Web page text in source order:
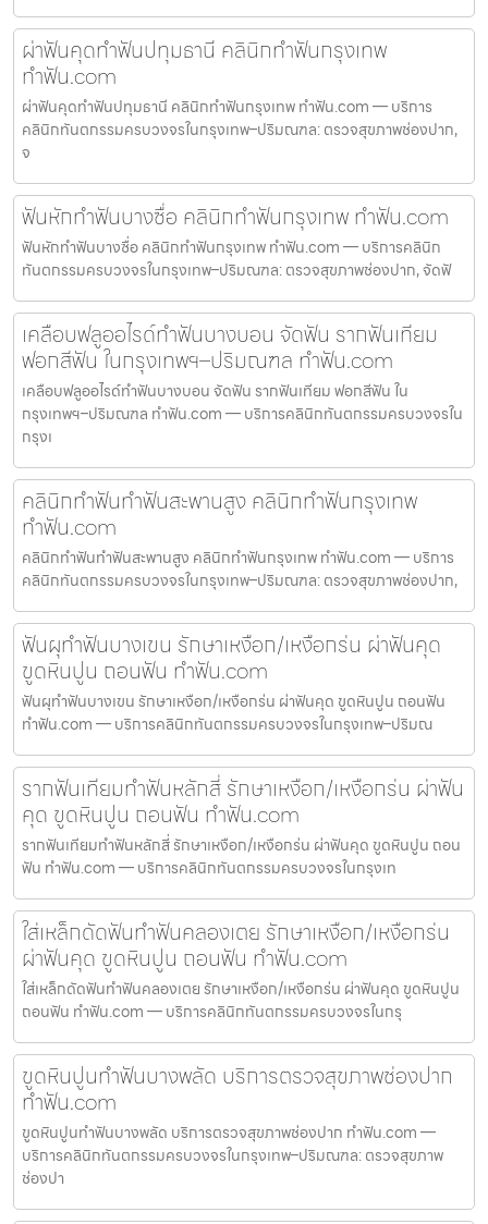
ผ่าฟันคุดทำฟันปทุมธานี คลินิกทำฟันกรุงเทพ
ทำฟัน.com
ผ่าฟันคุดทำฟันปทุมธานี คลินิกทำฟันกรุงเทพ ทำฟัน.com — บริการ
คลินิกทันตกรรมครบวงจรในกรุงเทพ–ปริมณฑล: ตรวจสุขภาพช่องปาก,
จ
ฟันหักทำฟันบางซื่อ คลินิกทำฟันกรุงเทพ ทำฟัน.com
ฟันหักทำฟันบางซื่อ คลินิกทำฟันกรุงเทพ ทำฟัน.com — บริการคลินิก
ทันตกรรมครบวงจรในกรุงเทพ–ปริมณฑล: ตรวจสุขภาพช่องปาก, จัดฟั
เคลือบฟลูออไรด์ทำฟันบางบอน จัดฟัน รากฟันเทียม
ฟอกสีฟัน ในกรุงเทพฯ–ปริมณฑล ทำฟัน.com
เคลือบฟลูออไรด์ทำฟันบางบอน จัดฟัน รากฟันเทียม ฟอกสีฟัน ใน
กรุงเทพฯ–ปริมณฑล ทำฟัน.com — บริการคลินิกทันตกรรมครบวงจรใน
กรุงเ
คลินิกทำฟันทำฟันสะพานสูง คลินิกทำฟันกรุงเทพ
ทำฟัน.com
คลินิกทำฟันทำฟันสะพานสูง คลินิกทำฟันกรุงเทพ ทำฟัน.com — บริการ
คลินิกทันตกรรมครบวงจรในกรุงเทพ–ปริมณฑล: ตรวจสุขภาพช่องปาก,
ฟันผุทำฟันบางเขน รักษาเหงือก/เหงือกร่น ผ่าฟันคุด
ขูดหินปูน ถอนฟัน ทำฟัน.com
ฟันผุทำฟันบางเขน รักษาเหงือก/เหงือกร่น ผ่าฟันคุด ขูดหินปูน ถอนฟัน
ทำฟัน.com — บริการคลินิกทันตกรรมครบวงจรในกรุงเทพ–ปริมณ
รากฟันเทียมทำฟันหลักสี่ รักษาเหงือก/เหงือกร่น ผ่าฟัน
คุด ขูดหินปูน ถอนฟัน ทำฟัน.com
รากฟันเทียมทำฟันหลักสี่ รักษาเหงือก/เหงือกร่น ผ่าฟันคุด ขูดหินปูน ถอน
ฟัน ทำฟัน.com — บริการคลินิกทันตกรรมครบวงจรในกรุงเท
ใส่เหล็กดัดฟันทำฟันคลองเตย รักษาเหงือก/เหงือกร่น
ผ่าฟันคุด ขูดหินปูน ถอนฟัน ทำฟัน.com
ใส่เหล็กดัดฟันทำฟันคลองเตย รักษาเหงือก/เหงือกร่น ผ่าฟันคุด ขูดหินปูน
ถอนฟัน ทำฟัน.com — บริการคลินิกทันตกรรมครบวงจรในกรุ
ขูดหินปูนทำฟันบางพลัด บริการตรวจสุขภาพช่องปาก
ทำฟัน.com
ขูดหินปูนทำฟันบางพลัด บริการตรวจสุขภาพช่องปาก ทำฟัน.com —
บริการคลินิกทันตกรรมครบวงจรในกรุงเทพ–ปริมณฑล: ตรวจสุขภาพ
ช่องปา